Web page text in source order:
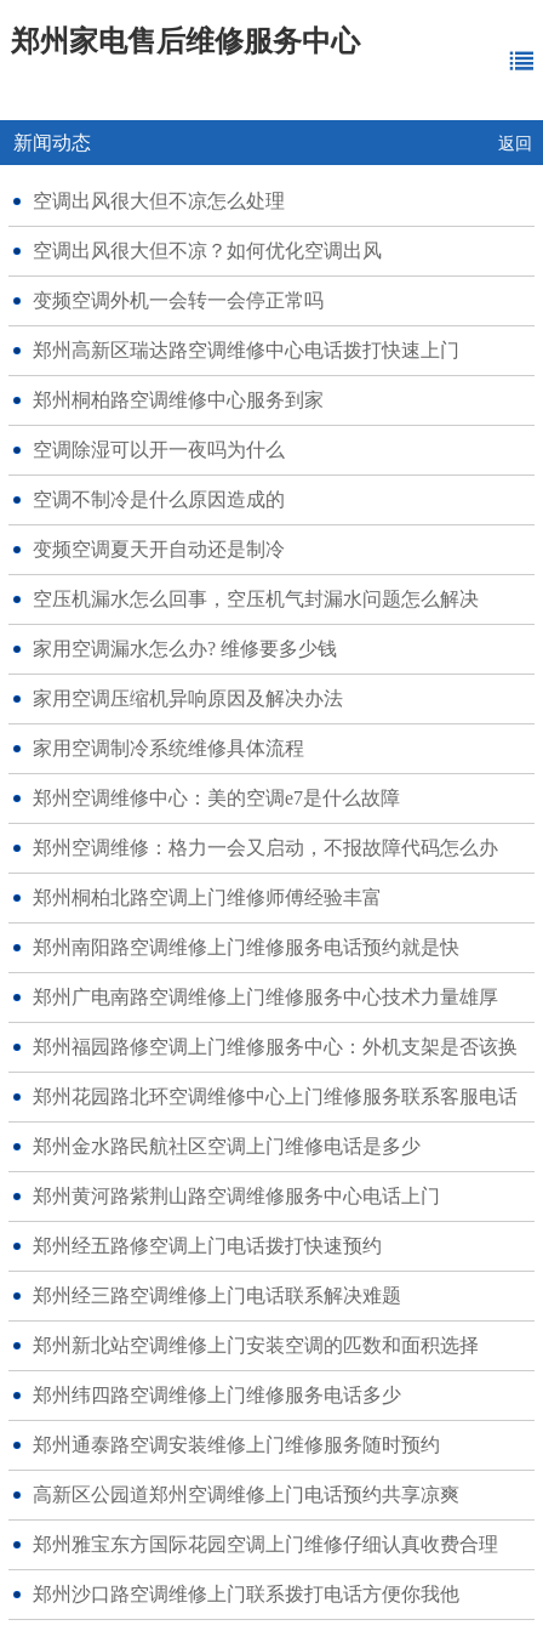
郑州家电售后维修服务中心
新闻动态 返回
空调出风很大但不凉怎么处理
空调出风很大但不凉？如何优化空调出风
变频空调外机一会转一会停正常吗
郑州高新区瑞达路空调维修中心电话拨打快速上门
郑州桐柏路空调维修中心服务到家
空调除湿可以开一夜吗为什么
空调不制冷是什么原因造成的
变频空调夏天开自动还是制冷
空压机漏水怎么回事，空压机气封漏水问题怎么解决
家用空调漏水怎么办? 维修要多少钱
家用空调压缩机异响原因及解决办法
家用空调制冷系统维修具体流程
郑州空调维修中心：美的空调e7是什么故障
郑州空调维修：格力一会又启动，不报故障代码怎么办
郑州桐柏北路空调上门维修师傅经验丰富
郑州南阳路空调维修上门维修服务电话预约就是快
郑州广电南路空调维修上门维修服务中心技术力量雄厚
郑州福园路修空调上门维修服务中心：外机支架是否该换
郑州花园路北环空调维修中心上门维修服务联系客服电话
郑州金水路民航社区空调上门维修电话是多少
郑州黄河路紫荆山路空调维修服务中心电话上门
郑州经五路修空调上门电话拨打快速预约
郑州经三路空调维修上门电话联系解决难题
郑州新北站空调维修上门安装空调的匹数和面积选择
郑州纬四路空调维修上门维修服务电话多少
郑州通泰路空调安装维修上门维修服务随时预约
高新区公园道郑州空调维修上门电话预约共享凉爽
郑州雅宝东方国际花园空调上门维修仔细认真收费合理
郑州沙口路空调维修上门联系拨打电话方便你我他